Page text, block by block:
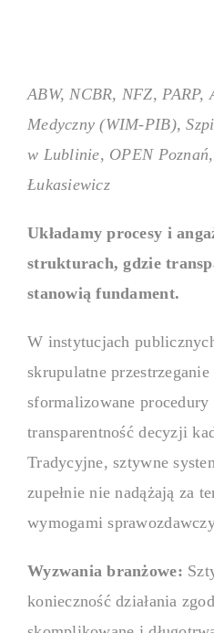
ABW, NCBR, NFZ, PARP,
Medyczny (WIM-PIB),
w Lublinie, OPEN
Łukasiewicz
Układamy procesy i
strukturach, gdzie
stanowią fundament.
W instytucjach
skrupulatne przestrzeganie
sformalizowane procedury
transparentność decyzji
Tradycyjne, sztywne
zupełnie nie nadążają za
wymogami
Wyzwania branżowe:
konieczność działania